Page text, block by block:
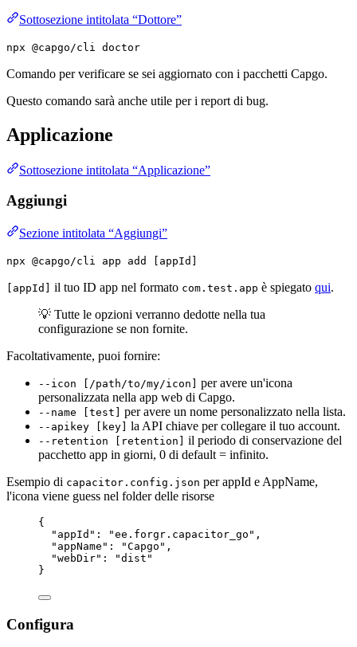
Sottosezione intitolata “Dottore”
npx @capgo/cli doctor
Comando per verificare se sei aggiornato con i pacchetti Capgo.
Questo comando sarà anche utile per i report di bug.
Applicazione
Sottosezione intitolata “Applicazione”
Aggiungi
Sezione intitolata “Aggiungi”
npx @capgo/cli app add [appId]
[appId] il tuo ID app nel formato com.test.app è spiegato qui.
💡 Tutte le opzioni verranno dedotte nella tua
configurazione se non fornite.
Facoltativamente, puoi fornire:
--icon [/path/to/my/icon]
per avere un'icona
personalizzata nella app web di Capgo.
--name [test] per avere un nome personalizzato nella lista.
--apikey [key] la API chiave per collegare il tuo account.
--retention [retention]
il periodo di conservazione del
pacchetto app in giorni, 0 di default = infinito.
Esempio di capacitor.config.json per appId e AppName,
l'icona viene guess nel folder delle risorse
{
"appId" : "ee.forgr.capacitor_go" ,
"appName" : "Capgo" ,
"webDir" :
"dist"
}
Configura